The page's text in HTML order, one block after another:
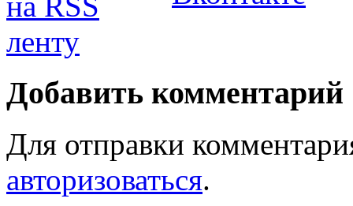
Добавить комментарий
Для отправки
авторизоваться.